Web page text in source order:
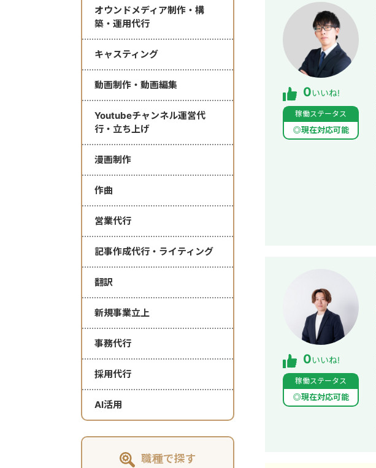
オウンドメディア制作・構
築・運用代行
キャスティング
動画制作・動画編集
Youtubeチャンネル運営代
行・立ち上げ
漫画制作
作曲
営業代行
記事作成代行・ライティング
翻訳
新規事業立上
事務代行
採用代行
AI活用
職種で探す
0いいね!
稼働ステータス
◎現在対応可能
0いいね!
稼働ステータス
◎現在対応可能